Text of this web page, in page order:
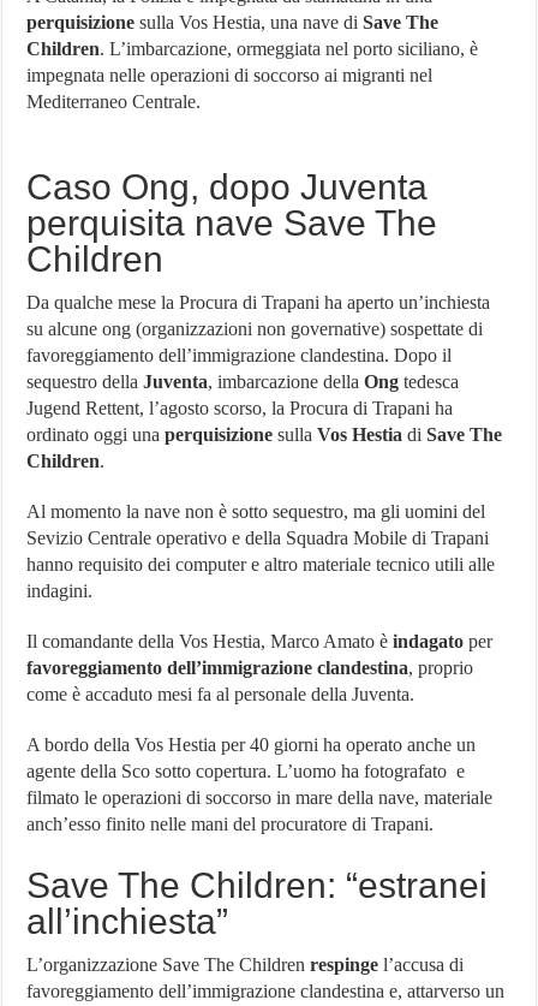
Orologio più costoso al mondo
Villaggio Peschici: Scegli il Villaggio Residence De Sio
Network Marketing Aziende Italiane – Lista Aggiornata 2024
perquisizione sulla Vos Hestia, una nave diSave The
Children. L’imbarcazione, ormeggiata nel porto siciliano, è
impegnata nelle operazioni di soccorso ai migranti nel
Mediterraneo Centrale.
Caso Ong, dopo Juventa
perquisita nave Save The
Children
Da qualche mese la Procura di Trapani ha aperto un’inchiesta
su alcune ong (organizzazioni non governative) sospettate di
favoreggiamento dell’immigrazione clandestina. Dopo il
sequestro della Juventa, imbarcazione dellaOng tedesca
Jugend Rettent, l’agosto scorso, la Procura di Trapani ha
ordinato oggi unaperquisizione sullaVos Hestiadi Save The
Children.
Al momento la nave non è sotto sequestro, ma gli uomini del
Sevizio Centrale operativo e della Squadra Mobile di Trapani
hanno requisito dei computer e altro materiale tecnico utili alle
indagini.
Il comandante della Vos Hestia, Marco Amato èindagato per
favoreggiamento dell’immigrazione clandestina, proprio
come è accaduto mesi fa al personale della Juventa.
A bordo della Vos Hestia per 40 giorni ha operato anche un
agente della Sco sotto copertura. L’uomo ha fotografato e
filmato le operazioni di soccorso in mare della nave, materiale
anch’esso finito nelle mani del procuratore di Trapani.
Save The Children: “estranei
all’inchiesta”
L’organizzazione Save The Childrenrespinge l’accusa di
favoreggiamento dell’immigrazione clandestina e, attarverso un